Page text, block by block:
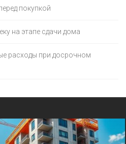
покупкой
на этапе сдачи дома
расходы при досрочном